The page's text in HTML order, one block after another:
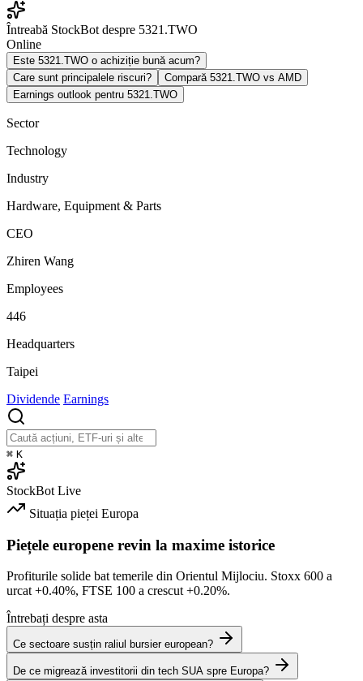
Întreabă StockBot despre 5321.TWO
Online
Este 5321.TWO o achiziție bună acum?
Care sunt principalele riscuri?
Compară 5321.TWO vs AMD
Earnings outlook pentru 5321.TWO
Sector
Technology
Industry
Hardware, Equipment & Parts
CEO
Zhiren Wang
Employees
446
Headquarters
Taipei
Dividende Earnings
⌘ K
StockBot Live
Situația pieței Europa
Piețele europene revin la maxime istorice
Profiturile solide bat temerile din Orientul Mijlociu. Stoxx 600 a
urcat+0.40%, FTSE 100 a crescut+0.20%.
Întrebați despre asta
Ce sectoare susțin raliul bursier european?
De ce migrează investitorii din tech SUA spre Europa?